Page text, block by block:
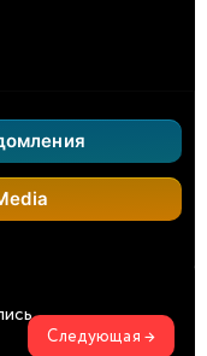
Следующая →